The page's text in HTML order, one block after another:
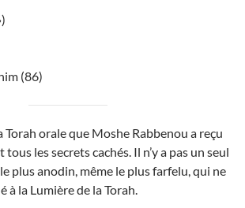
(86)
Torah orale que Moshe Rabbenou a reçu
les secrets cachés. Il n’y a pas un seul
plus anodin, même le plus farfelu, qui ne
à la Lumière de la Torah.